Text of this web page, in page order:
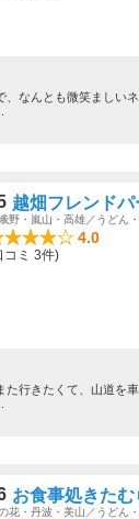
、なんとも微笑ましい
越畑フレンド
野・嵐山・高雄／うどん
4.0
コミ 3件)
た行きたくて、山道を
お食事処きたむ
花・丹波・美山／うどん